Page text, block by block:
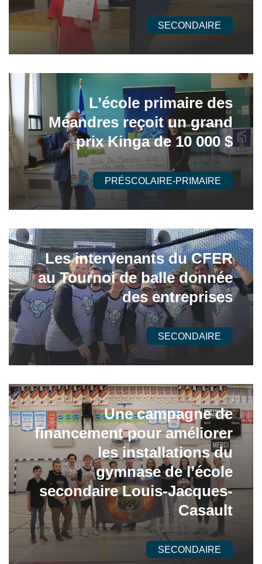
SECONDAIRE
L’école primaire des
Méandres reçoit un grand
prix Kinga de 10 000 $
PRÉSCOLAIRE-PRIMAIRE
Les intervenants du CFER
au Tournoi de balle donnée
des entreprises
SECONDAIRE
Une campagne de
financement pour améliorer
les installations du
gymnase de l’école
secondaire Louis-Jacques-
Casault
SECONDAIRE